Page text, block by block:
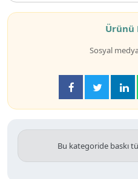
Ürünü
Sosyal
Bu kategoride baskı